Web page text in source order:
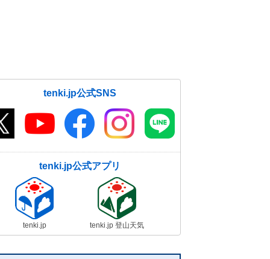
tenki.jp公式SNS
tenki.jp公式アプリ
tenki.jp tenki.jp 登山天気